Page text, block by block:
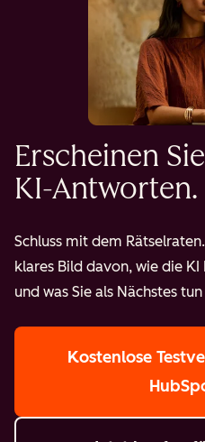
Erscheinen
KI-Antworten.
Schluss mit dem
klares Bild davon, wie die
und was Sie als Nächstes
Kostenlose